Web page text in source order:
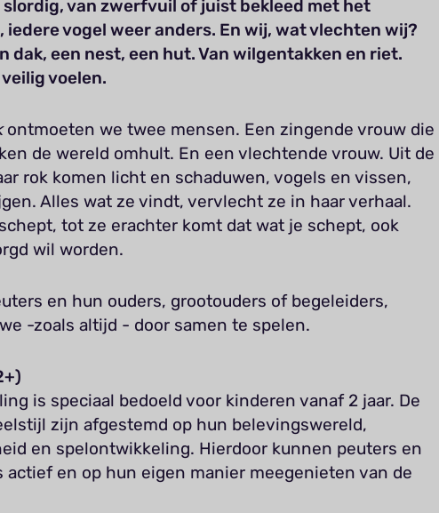
van zwerfvuil of juist bekleed met het
iedere vogel weer anders. En wij, wat vlechten wij?
dak, een nest, een hut. Van wilgentakken en riet.
voelen.
ontmoeten we twee mensen. Een zingende vrouw die
de wereld omhult. En een vlechtende vrouw. Uit de
rok komen licht en schaduwen, vogels en vissen,
Alles wat ze vindt, vervlecht ze in haar verhaal.
tot ze erachter komt dat wat je schept, ook
wil worden.
en hun ouders, grootouders of begeleiders,
-zoals altijd - door samen te spelen.
is speciaal bedoeld voor kinderen vanaf 2 jaar. De
zijn afgestemd op hun belevingswereld,
en spelontwikkeling. Hierdoor kunnen peuters en
actief en op hun eigen manier meegenieten van de